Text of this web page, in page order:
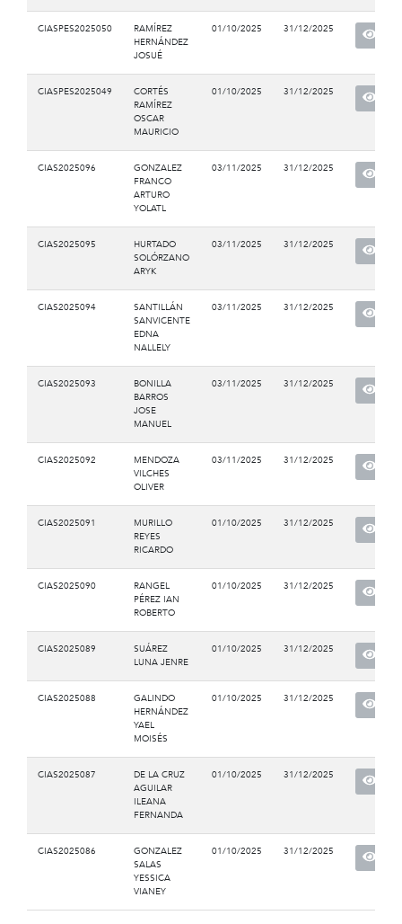
CIASPES2025050
RAMÍREZ
HERNÁNDEZ
JOSUÉ
01/10/2025 31/12/2025
CIASPES2025049
CORTÉS
RAMÍREZ
OSCAR
MAURICIO
01/10/2025 31/12/2025
CIAS2025096
GONZALEZ
FRANCO
ARTURO
YOLATL
03/11/2025 31/12/2025
CIAS2025095
HURTADO
SOLÓRZANO
ARYK
03/11/2025 31/12/2025
CIAS2025094
SANTILLÁN
SANVICENTE
EDNA
NALLELY
03/11/2025 31/12/2025
CIAS2025093
BONILLA
BARROS
JOSE
MANUEL
03/11/2025 31/12/2025
CIAS2025092
MENDOZA
VILCHES
OLIVER
03/11/2025 31/12/2025
CIAS2025091
MURILLO
REYES
RICARDO
01/10/2025 31/12/2025
CIAS2025090
RANGEL
PÉREZ IAN
ROBERTO
01/10/2025 31/12/2025
CIAS2025089
SUÁREZ
LUNA JENRE
01/10/2025 31/12/2025
CIAS2025088
GALINDO
HERNÁNDEZ
YAEL
MOISÉS
01/10/2025 31/12/2025
CIAS2025087
DE LA CRUZ
AGUILAR
ILEANA
FERNANDA
01/10/2025 31/12/2025
CIAS2025086
GONZALEZ
SALAS
YESSICA
VIANEY
01/10/2025 31/12/2025